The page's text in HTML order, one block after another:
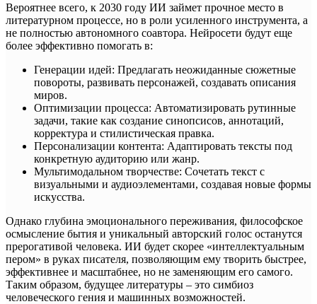
Вероятнее всего, к 2030 году ИИ займет прочное место в
литературном процессе, но в роли усиленного инструмента, а
не полностью автономного соавтора. Нейросети будут еще
более эффективно помогать в:
Генерации идей: Предлагать неожиданные сюжетные
повороты, развивать персонажей, создавать описания
миров.
Оптимизации процесса: Автоматизировать рутинные
задачи, такие как создание синопсисов, аннотаций,
корректура и стилистическая правка.
Персонализации контента: Адаптировать тексты под
конкретную аудиторию или жанр.
Мультимодальном творчестве: Сочетать текст с
визуальными и аудиоэлементами, создавая новые формы
искусства.
Однако глубина эмоционального переживания, философское
осмысление бытия и уникальный авторский голос останутся
прерогативой человека. ИИ будет скорее «интеллектуальным
пером» в руках писателя, позволяющим ему творить быстрее,
эффективнее и масштабнее, но не заменяющим его самого.
Таким образом, будущее литературы – это симбиоз
человеческого гения и машинных возможностей.